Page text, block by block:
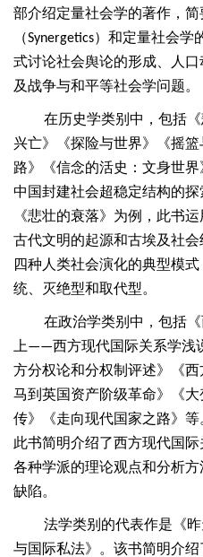
部介绍定量社会学的著作，
（Synergetics）和定量社会学
式讨论社会舆论的形成、人
及战争与和平等社会学问题。
在历史学类别中，包括
兴亡》《探险与世界》《摇篮
路》《信念的活史：文身世
中国封建社会超稳定结构的
《悲壮的衰落》为例，此书
古代文明的起源和古埃及社
四种人类社会演化的典型模
统、灭绝型和取代型。
在政治学类别中，包括
上——西方现代国际关系学浅
方分权论和分权制评述》《
马到英国资产阶级革命》《
传》《走向现代国家之路》
此书简明介绍了西方现代国
各种学派的理论观点和分析
缺陷。
法学类别的代表作是《昨
与国际私法》。该书简明介